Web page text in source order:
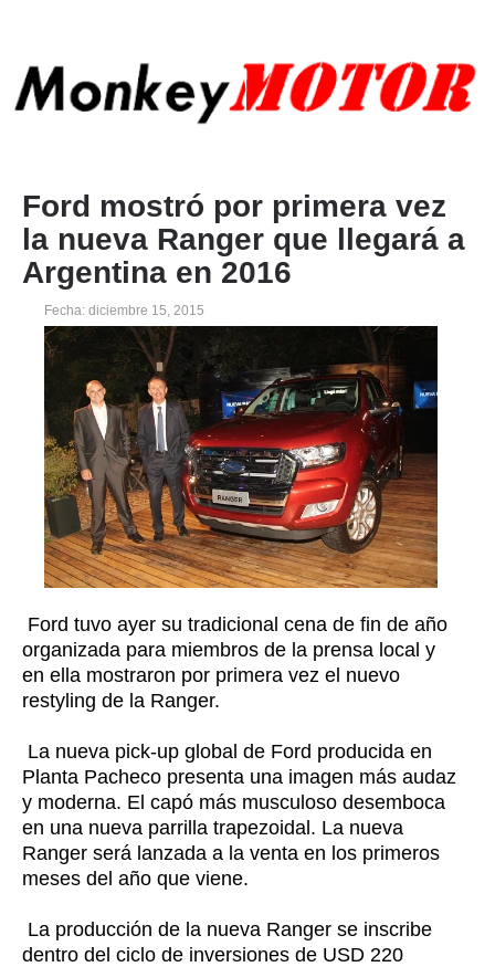
Ford mostró por primera vez
la nueva Ranger que llegará a
Argentina en 2016
Fecha: diciembre 15, 2015
Ford tuvo ayer su tradicional cena de fin de año
organizada para miembros de la prensa local y
en ella mostraron por primera vez el nuevo
restyling de la Ranger.
La nueva pick-up global de Ford producida en
Planta Pacheco presenta una imagen más audaz
y moderna. El capó más musculoso desemboca
en una nueva parrilla trapezoidal. La nueva
Ranger será lanzada a la venta en los primeros
meses del año que viene.
La producción de la nueva Ranger se inscribe
dentro del ciclo de inversiones de USD 220